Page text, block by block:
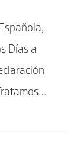
Días a